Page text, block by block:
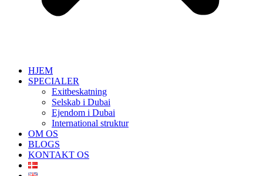
HJEM
SPECIALER
Exitbeskatning
Selskab i Dubai
Ejendom i Dubai
International struktur
OM OS
BLOGS
KONTAKT OS